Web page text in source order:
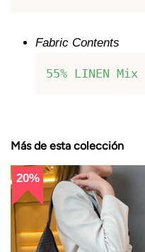
Fabric Contents
55% LINEN Mix
Más de esta colección
20%